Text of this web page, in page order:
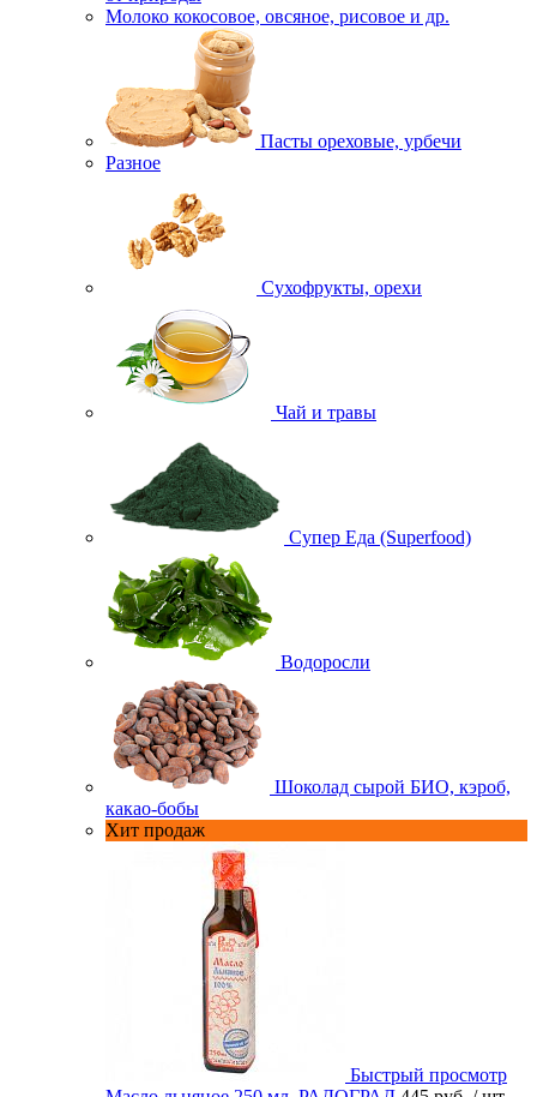
Молоко кокосовое, овсяное, рисовое и др.
Пасты ореховые, урбечи
Разное
Сухофрукты, орехи
Чай и травы
Супер Еда (Superfood)
Водоросли
Шоколад сырой БИО, кэроб,
какао-бобы
Хит продаж
Быстрый просмотр